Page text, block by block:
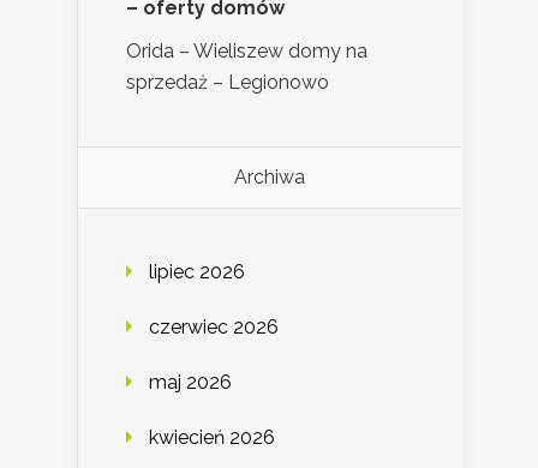
– oferty domów
Orida – Wieliszew domy na
sprzedaż – Legionowo
Archiwa
lipiec 2026
czerwiec 2026
maj 2026
kwiecień 2026